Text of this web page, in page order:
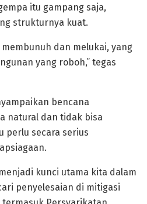
itu gampang saja,
strukturnya kuat.
dan melukai, yang
yang roboh,” tegas
bencana
natural dan tidak bisa
perlu secara serius
kunci utama kita dalam
penyelesaian di mitigasi